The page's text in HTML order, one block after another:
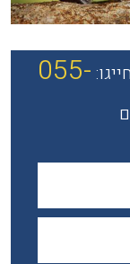
055-